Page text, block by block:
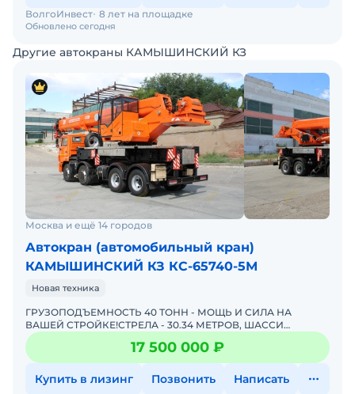
Обновлено сегодня
ВолгоИнвест 8 лет на площадке
Другие автокраны КАМЫШИНСКИЙ КЗ
Москва и ещё 14 городов
Автокран (автомобильный кран)
КАМЫШИНСКИЙ КЗ КС-65740-5М
Новая техника
ГРУЗОПОДЪЕМНОСТЬ 40 ТОНН - МОЩЬ И СИЛА НА
ВАШЕЙ СТРОЙКЕ!СТРЕЛА - 30.34 МЕТРОВ, ШАССИ
КАМАЗ-6540 (8Х4)КАМАЗ КС-65740-5М "КАМЫШИН" –
лучший кpaн для Вaшего17 500 000 ₽
Купить в лизинг Позвонить Написать